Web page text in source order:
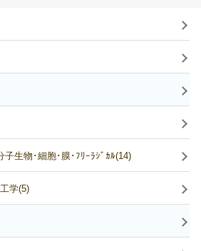
子生物･細胞･膜･ﾌﾘｰﾗｼﾞｶﾙ(14)
学(5)